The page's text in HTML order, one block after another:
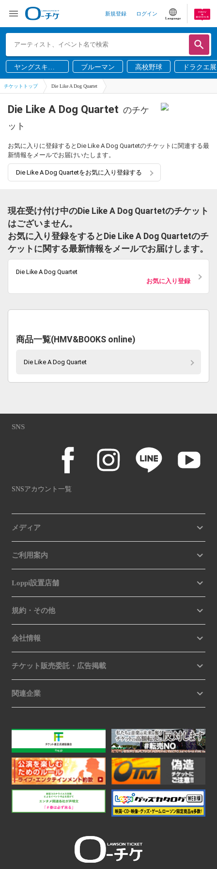
新規登録 ログイン
Language
ヤングスキニ
ー
ブルーマン 高校野球 ドラクエ展
チケットトップ Die Like A Dog Quartet
Die Like A Dog Quartet のチケ
ット
お気に入りに登録するとDie Like A Dog Quartetのチケットに関連する最
新情報をメールでお届けいたします。
Die Like A Dog Quartetをお気に入り登録する
現在受け付け中のDie Like A Dog Quartetのチケット
はございません。
お気に入り登録をするとDie Like A Dog Quartetのチ
ケットに関する最新情報をメールでお届けします。
Die Like A Dog Quartet
お気に入り登録
商品一覧(HMV&BOOKS online)
Die Like A Dog Quartet
SNS
SNSアカウント一覧
メディア
ご利用案内
Loppi設置店舗
規約・その他
会社情報
チケット販売委託・広告掲載
関連企業